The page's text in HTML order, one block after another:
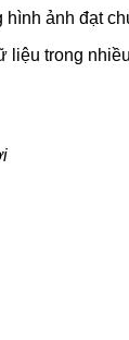
ảnh đạt
liệu trong